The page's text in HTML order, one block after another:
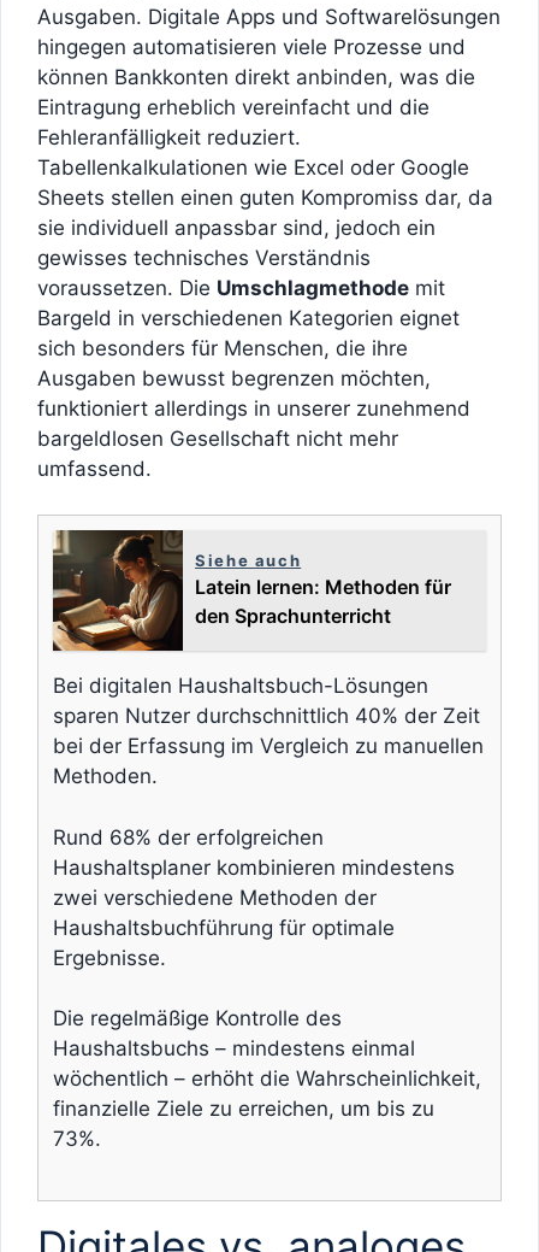
Ausgaben. Digitale Apps und Softwarelösungen
hingegen automatisieren viele Prozesse und
können Bankkonten direkt anbinden, was die
Eintragung erheblich vereinfacht und die
Fehleranfälligkeit reduziert.
Tabellenkalkulationen wie Excel oder Google
Sheets stellen einen guten Kompromiss dar, da
sie individuell anpassbar sind, jedoch ein
gewisses technisches Verständnis
voraussetzen. Die Umschlagmethode mit
Bargeld in verschiedenen Kategorien eignet
sich besonders für Menschen, die ihre
Ausgaben bewusst begrenzen möchten,
funktioniert allerdings in unserer zunehmend
bargeldlosen Gesellschaft nicht mehr
umfassend.
Siehe auch
Latein lernen: Methoden für
den Sprachunterricht
Bei digitalen Haushaltsbuch-Lösungen
sparen Nutzer durchschnittlich 40% der Zeit
bei der Erfassung im Vergleich zu manuellen
Methoden.
Rund 68% der erfolgreichen
Haushaltsplaner kombinieren mindestens
zwei verschiedene Methoden der
Haushaltsbuchführung für optimale
Ergebnisse.
Die regelmäßige Kontrolle des
Haushaltsbuchs – mindestens einmal
wöchentlich – erhöht die Wahrscheinlichkeit,
finanzielle Ziele zu erreichen, um bis zu
73%.